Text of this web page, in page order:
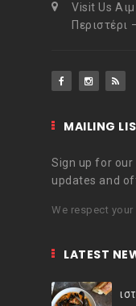
Visit Us
Περιστέρι
MAILING
Sign up for
updates and
We respect your
LATEST